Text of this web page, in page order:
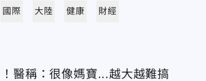
國際 大陸 健康 財經
醫稱：很像媽寶...越大越難搞